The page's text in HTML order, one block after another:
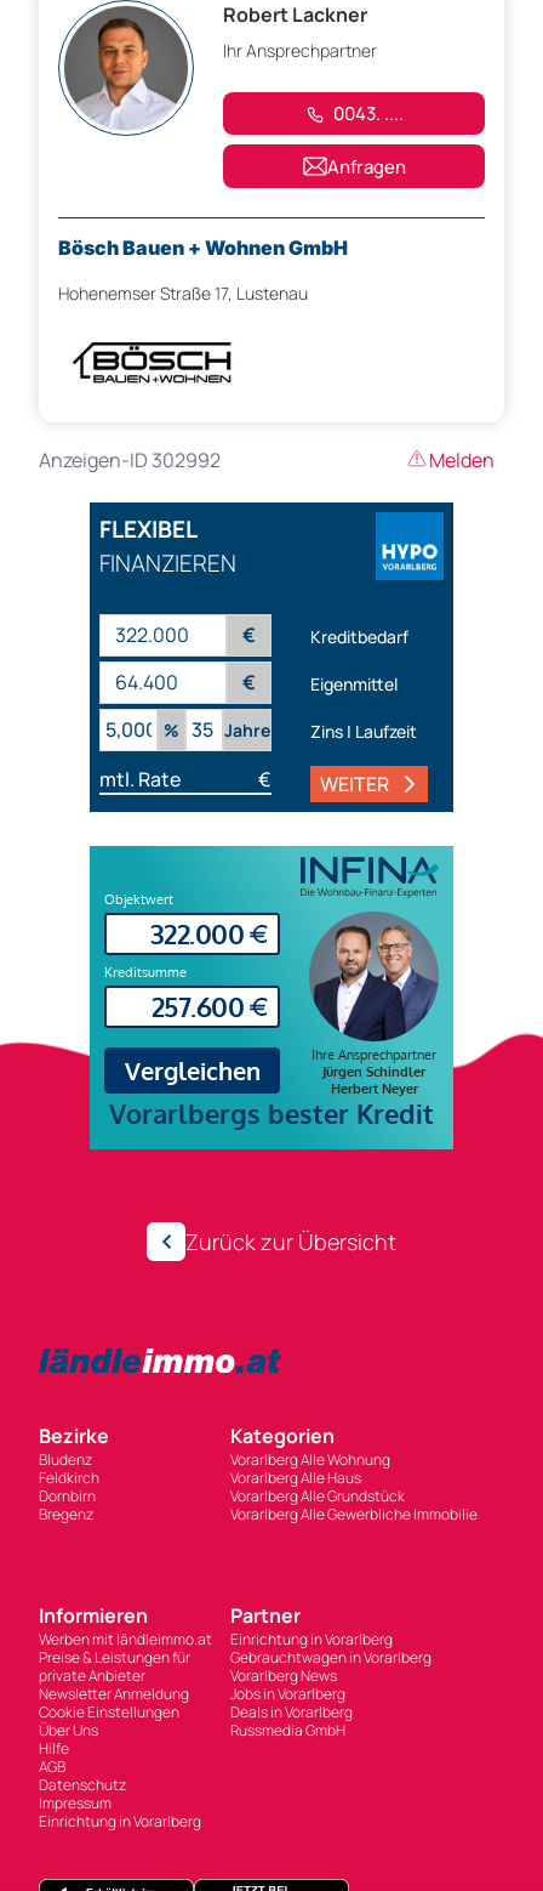
Robert Lackner
Ihr Ansprechpartner
0043. ....
Anfragen
Bösch Bauen + Wohnen GmbH
Hohenemser Straße 17, Lustenau
Anzeigen-ID 302992 Melden
FLEXIBEL
FINANZIEREN
€ Kreditbedarf
€
Eigenmittel
%
Jahre Zins | Laufzeit
mtl. Rate € WEITER
Zurück zur Übersicht
Bezirke
Bludenz
Feldkirch
Dornbirn
Bregenz
Kategorien
Vorarlberg Alle Wohnung
Vorarlberg Alle Haus
Vorarlberg Alle Grundstück
Vorarlberg Alle Gewerbliche Immobilie
Informieren
Werben mit ländleimmo.at
Preise & Leistungen für
private Anbieter
Newsletter Anmeldung
Cookie Einstellungen
Über Uns
Hilfe
AGB
Datenschutz
Impressum
Einrichtung in Vorarlberg
Partner
Einrichtung in Vorarlberg
Gebrauchtwagen in Vorarlberg
Vorarlberg News
Jobs in Vorarlberg
Deals in Vorarlberg
Russmedia GmbH